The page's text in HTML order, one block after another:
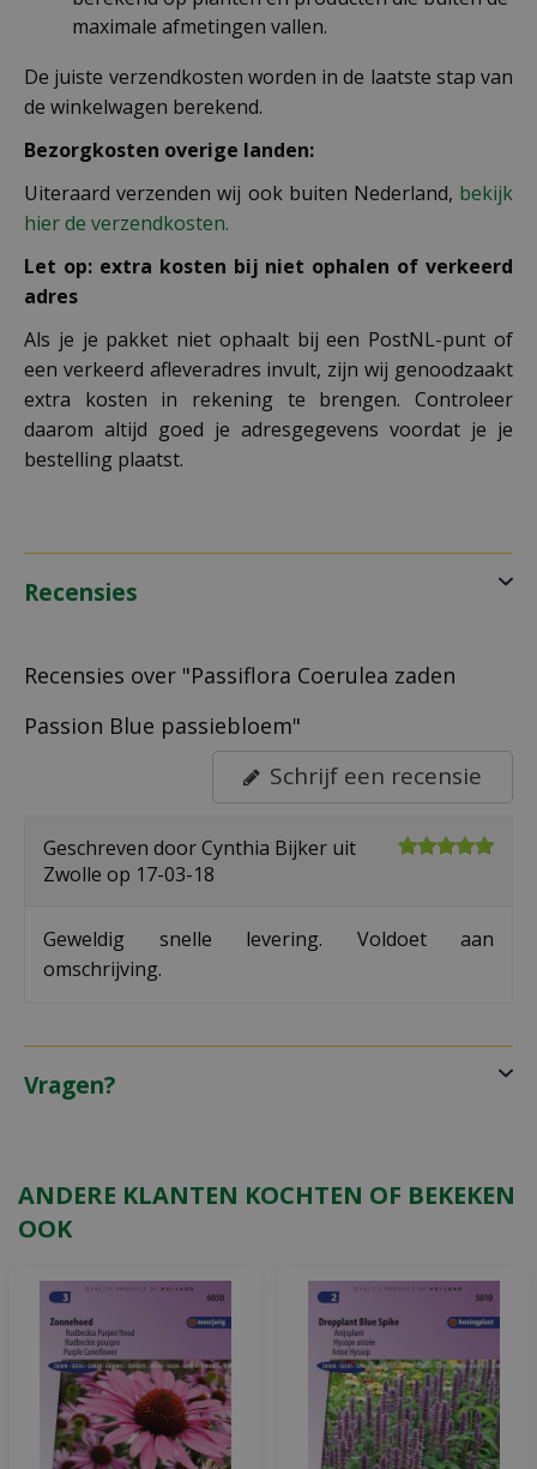
maximale afmetingen vallen.
De juiste verzendkosten worden in de laatste stap van
de winkelwagen berekend.
Bezorgkosten overige landen:
Uiteraard verzenden wij ook buiten Nederland, bekijk
hier de verzendkosten.
Let op: extra kosten bij niet ophalen of verkeerd
adres
Als je je pakket niet ophaalt bij een PostNL-punt of
een verkeerd afleveradres invult, zijn wij genoodzaakt
extra kosten in rekening te brengen. Controleer
daarom altijd goed je adresgegevens voordat je je
bestelling plaatst.
Recensies
Recensies over "Passiflora Coerulea zaden
Passion Blue passiebloem"
Schrijf een recensie
Geschreven doorCynthia Bijker uit
Zwolle op 17-03-18
Geweldig snelle levering. Voldoet aan
omschrijving.
Vragen?
ANDERE KLANTEN KOCHTEN OF BEKEKEN
OOK